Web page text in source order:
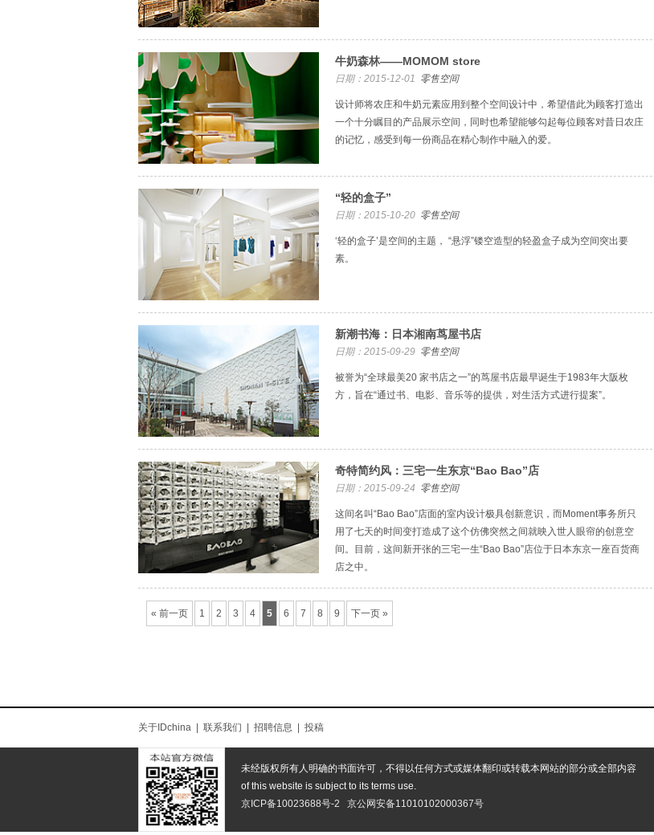
牛奶森林——MOMOM store
日期：2015-12-01 零售空间
设计师将农庄和牛奶元素应用到整个空间设计中，希望借此为顾客打造出
一个十分瞩目的产品展示空间，同时也希望能够勾起每位顾客对昔日农庄
的记忆，感受到每一份商品在精心制作中融入的爱。
“轻的盒子”
日期：2015-10-20 零售空间
‘轻的盒子’是空间的主题， “悬浮”镂空造型的轻盈盒子成为空间突出要
素。
新潮书海：日本湘南茑屋书店
日期：2015-09-29 零售空间
被誉为“全球最美20 家书店之一”的茑屋书店最早诞生于1983年大阪枚
方，旨在“通过书、电影、音乐等的提供，对生活方式进行提案”。
奇特简约风：三宅一生东京“Bao Bao”店
日期：2015-09-24 零售空间
这间名叫“Bao Bao”店面的室内设计极具创新意识，而Moment事务所只
用了七天的时间变打造成了这个仿佛突然之间就映入世人眼帘的创意空
间。目前，这间新开张的三宅一生“Bao Bao”店位于日本东京一座百货商
店之中。
« 前一页 1 2 3 4 5 6 7 8 9 下一页 »
关于IDchina | 联系我们 | 招聘信息 | 投稿
未经版权所有人明确的书面许可，不得以任何方式或媒体翻印或转载本网站的部分或全部内容
of this website is subject to its terms use.
京ICP备10023688号-2
京公网安备11010102000367号